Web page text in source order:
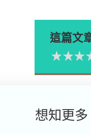
這篇文
2
1星
想知更多